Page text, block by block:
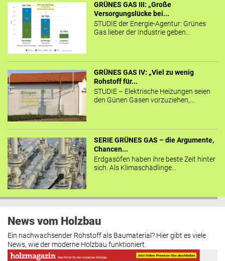
GRÜNES GAS III: „Große
Versorgungslücke bei...
STUDIE der Energie-Agentur: Grünes
Gas lieber der Industrie geben...
GRÜNES GAS IV: „Viel zu wenig
Rohstoff für...
STUDIE – Elektrische Heizungen seien
den Günen Gasen vorzuziehen,...
SERIE GRÜNES GAS – die Argumente,
Chancen...
Erdgasöfen haben ihre beste Zeit hinter
sich. Als Klimaschädlinge...
News vom Holzbau
Ein nachwachsender Rohstoff als Baumaterial? Hier gibt es viele
News, wie der moderne Holzbau funktioniert.